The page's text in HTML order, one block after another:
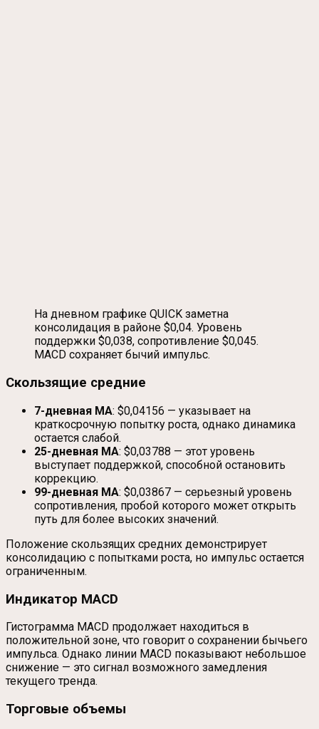
На дневном графике QUICK заметна
консолидация в районе $0,04. Уровень
поддержки $0,038, сопротивление $0,045.
MACD сохраняет бычий импульс.
Скользящие средние
7-дневная MA: $0,04156 — указывает на
краткосрочную попытку роста, однако динамика
остается слабой.
25-дневная MA: $0,03788 — этот уровень
выступает поддержкой, способной остановить
коррекцию.
99-дневная MA: $0,03867 — серьезный уровень
сопротивления, пробой которого может открыть
путь для более высоких значений.
Положение скользящих средних демонстрирует
консолидацию с попытками роста, но импульс остается
ограниченным.
Индикатор MACD
Гистограмма MACD продолжает находиться в
положительной зоне, что говорит о сохранении бычьего
импульса. Однако линии MACD показывают небольшое
снижение — это сигнал возможного замедления
текущего тренда.
Торговые объемы